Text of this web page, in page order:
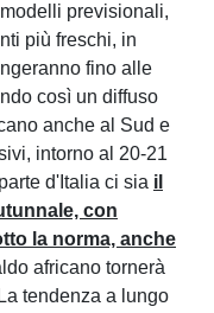
previsionali,
più freschi, in
fino alle
così un diffuso
anche al Sud e
intorno al 20-21
d'Italia ci sia il
con
la norma, anche
africano tornerà
tendenza a lungo